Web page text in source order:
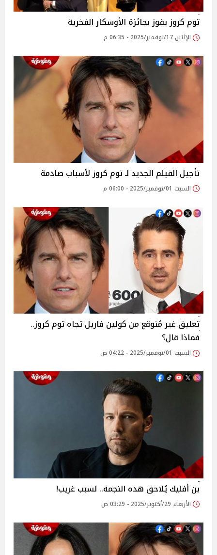
توم كروز يفوز بجائزة الأوسكار الفخرية
الإثنين 17/نوفمبر/2025 - 06:35 م
تأجيل الفيلم الجديد لـ توم كروز لأسباب صادمة
السبت 01/نوفمبر/2025 - 06:00 م
تعليق غير مُتوقع من كولين فاريل تجاه توم كروز..
فماذا قال؟
السبت 01/نوفمبر/2025 - 04:22 ص
بن أفليك يُلاحق هذه النجمة.. لسبب غريب!
الأربعاء 29/أكتوبر/2025 - 03:29 ص